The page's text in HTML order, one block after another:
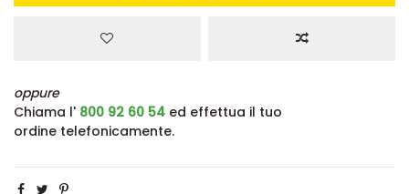
oppure
Chiama l' 800 92 60 54 ed effettua il tuo
ordine telefonicamente.